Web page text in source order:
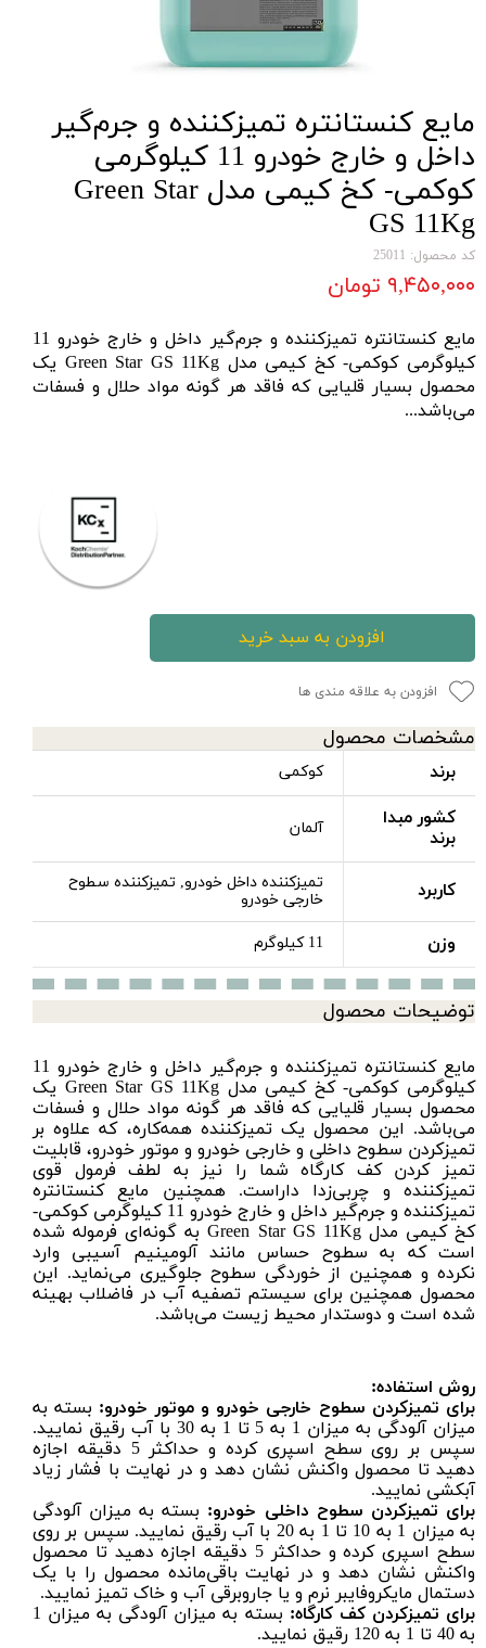
مايع كنستانتره تميزكننده و جرم‌گير
داخل و خارج خودرو 11 کیلوگرمی
کوکمی- كخ كیمی مدل Green Star
GS 11Kg
کد محصول: 25011
۹,۴۵۰,۰۰۰ تومان
مايع كنستانتره تميزكننده و جرم‌گير داخل و خارج خودرو 11
کیلوگرمی کوکمی- كخ كیمی مدل Green Star GS 11Kg یک
محصول بسیار قلیایی که فاقد هر گونه مواد حلال و فسفات
می‌باشد...
افزودن به سبد خرید
افزودن به علاقه مندی ها
مشخصات محصول
برند کوکمی
کشور مبدا
برند
آلمان
کاربرد
تمیزکننده داخل خودرو, تمیزکننده سطوح
خارجی خودرو
وزن 11 کیلوگرم
توضیحات محصول
مايع كنستانتره تميزكننده و جرم‌گير داخل و خارج خودرو 11
کیلوگرمی کوکمی- كخ كیمی مدل Green Star GS 11Kg یک
محصول بسیار قلیایی که فاقد هر گونه مواد حلال و فسفات
می‌باشد. این محصول یک تمیزکننده همه‌کاره، که علاوه بر
تمیزکردن سطوح داخلی و خارجی خودرو و موتور خودرو، قابلیت
تمیز کردن کف کارگاه شما را نیز به لطف فرمول قوی
تمیزکننده و چربی‌زدا داراست. همچنین مايع كنستانتره
تميزكننده و جرم‌گير داخل و خارج خودرو 11 کیلوگرمی کوکمی-
كخ كیمی مدل Green Star GS 11Kg به گونه‌ای فرموله شده
است که به سطوح حساس مانند آلومینیم آسیبی وارد
نکرده و همچنین از خوردگی سطوح جلوگیری می‌نماید. این
محصول همچنین برای سیستم تصفیه آب در فاضلاب بهینه
شده است و دوستدار محیط زیست می‌باشد.
روش استفاده:
برای تمیز‌کردن سطوح خارجی خودرو و موتور خودرو: بسته به
میزان آلودگی به میزان 1 به 5 تا 1 به 30 با آب رقیق نمایید.
سپس بر روی سطح اسپری کرده و حداکثر 5 دقیقه اجازه
دهید تا محصول واکنش نشان دهد و در نهایت با فشار زیاد
آبکشی نمایید.
برای تمیز‌کردن سطوح داخلی خودرو: بسته به میزان آلودگی
به میزان 1 به 10 تا 1 به 20 با آب رقیق نمایید. سپس بر روی
سطح اسپری کرده و حداکثر 5 دقیقه اجازه دهید تا محصول
واکنش نشان دهد و در نهایت باقی‌مانده محصول را با یک
دستمال مایکروفایبر نرم و یا جاروبرقی آب و خاک تمیز نمایید.
برای تمیز‌کردن کف کارگاه:
بسته به میزان آلودگی به میزان 1
به 40 تا 1 به 120 رقیق نمایید.